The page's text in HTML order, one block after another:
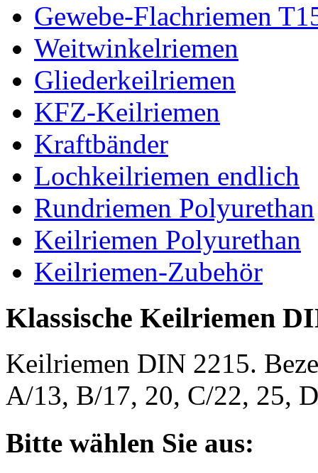
Gewebe-Flachriemen
Weitwinkelriemen
Gliederkeilriemen
KFZ-Keilriemen
Kraftbänder
Lochkeilriemen endlich
Rundriemen Polyurethan
Keilriemen Polyurethan
Keilriemen-Zubehör
Klassische Keilriemen
Keilriemen DIN 2215.
A/13, B/17, 20, C/22, 25,
Bitte wählen Sie aus: